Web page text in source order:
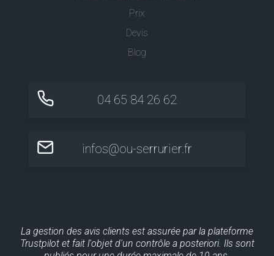
Prix
Devis
Blog
04 65 84 26 62
infos@ou-serrurier.fr
La gestion des avis clients est assurée par la plateforme
Trustpilot et fait l'objet d'un contrôle a posteriori. Ils sont